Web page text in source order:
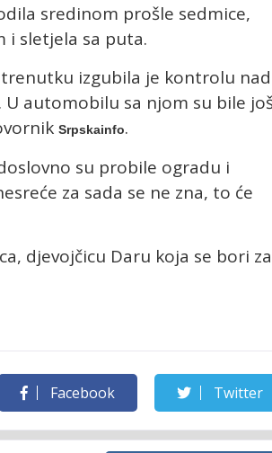
sredinom prošle sedmice,
i sletjela sa puta.
izgubila je kontrolu nad
automobilu sa njom su bile
Srpskainfo.
su probile ogradu i
za sada se ne zna, to će
djevojčicu Daru koja se bori za
Facebook Twitter